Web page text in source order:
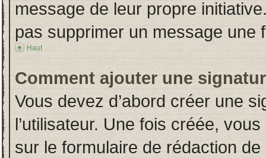
message de leur propre
pas supprimer un message une
Haut
Comment ajouter une
Vous devez d’abord créer une
l’utilisateur. Une fois créée,
sur le formulaire de rédaction